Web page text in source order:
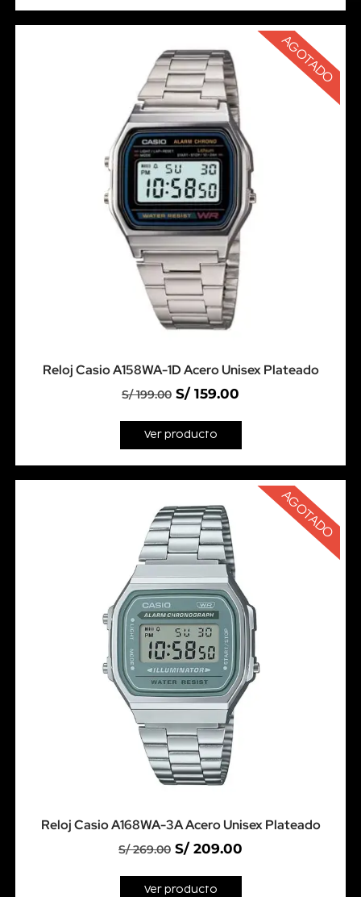
AGOTADO
Reloj Casio A158WA-1D Acero Unisex Plateado
S/199.00 S/ 159.00
Ver producto
AGOTADO
Reloj Casio A168WA-3A Acero Unisex Plateado
S/269.00 S/ 209.00
Ver producto